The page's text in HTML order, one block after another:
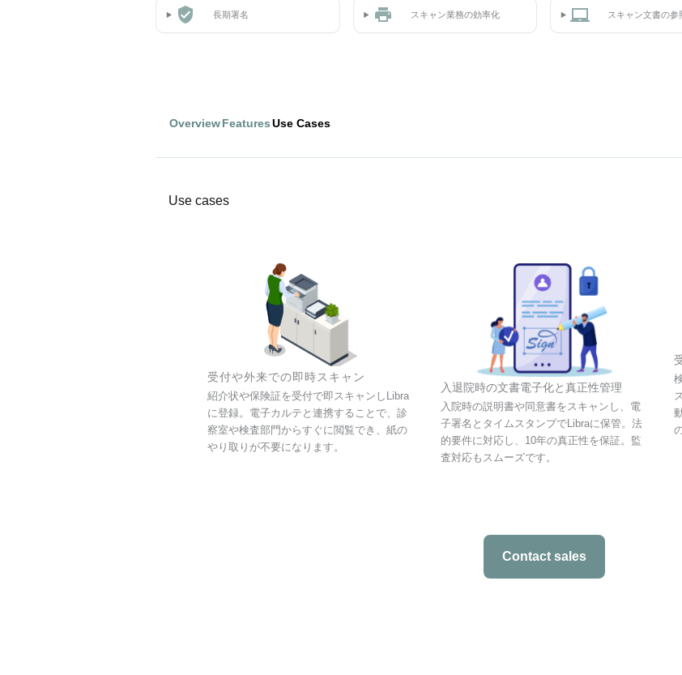
長期署名 スキャン業務の効率化 スキャン文書の参
Overview FeaturesUse Cases
Use cases
受付や外来での即時スキャン
紹介状や保険証を受付で即スキャンしLibra
に登録。電子カルテと連携することで、診
察室や検査部門からすぐに閲覧でき、紙の
やり取りが不要になります。
入退院時の文書電子化と真正性管理
入院時の説明書や同意書をスキャンし、電
子署名とタイムスタンプでLibraに保管。法
的要件に対応し、10年の真正性を保証。監
査対応もスムーズです。
Contact sales